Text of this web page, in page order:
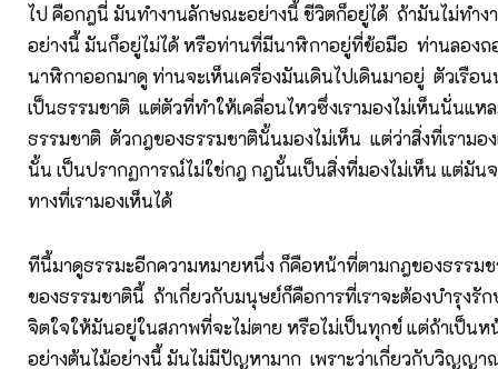
ไป คือกฎนี่ มันทำงานลักษณะอย่างนี้ ชีวิตก็อยู่ได้ ถ้ามันไม่ทำ
อย่างนี้ มันก็อยู่ไม่ได้ หรือท่านที่มีนาฬิกาอยู่ที่ข้อมือ ท่านลองถ
นาฬิกาออกมาดู ท่านจะเห็นเครื่องมันเดินไปเดินมาอยู่ ตัวเรือ
เป็นธรรมชาติ แต่ตัวที่ทำให้เคลื่อนไหวซึ่งเรามองไม่เห็นนั่นแห
ธรรมชาติ ตัวกฎของธรรมชาตินั้นมองไม่เห็น แต่ว่าสิ่งที่เรามอ
นั้น เป็นปรากฏการณ์ไม่ใช่กฎ กฎนั้นเป็นสิ่งที่มองไม่เห็น แต่มัน
ทางที่เรามองเห็นได้
ทีนี้มาดูธรรมะอีกความหมายหนึ่ง ก็คือหน้าที่ตามกฎของธรร
ของธรรมชาตินี้ ถ้าเกี่ยวกับมนุษย์ก็คือการที่เราจะต้องบำรุงรัก
จิตใจให้มันอยู่ในสภาพที่จะไม่ตาย หรือไม่เป็นทุกข์ แต่ถ้าเป็น
อย่างต้นไม้อย่างนี้ มันไม่มีปัญหามาก เพราะว่าเกี่ยวกับวิญญา